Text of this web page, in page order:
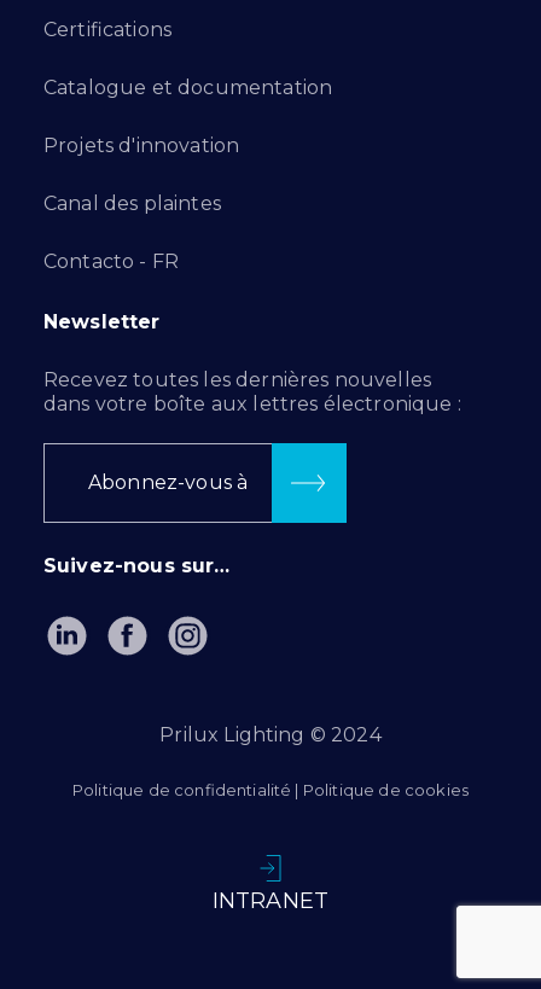
Certifications
Catalogue et documentation
Projets d'innovation
Canal des plaintes
Contacto - FR
Newsletter
Recevez toutes les dernières nouvelles
dans votre boîte aux lettres électronique :
Abonnez-vous à
Suivez-nous sur…
Prilux Lighting © 2024
Politique de confidentialité | Politique de cookies
INTRANET